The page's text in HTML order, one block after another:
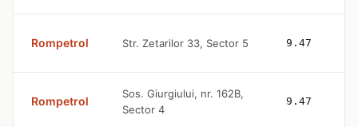
Rompetrol Str. Zetarilor 33, Sector 5 9.47
Rompetrol
Sos. Giurgiului, nr. 162B,
Sector 4
9.47